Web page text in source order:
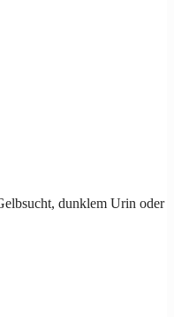
dunklem Urin oder